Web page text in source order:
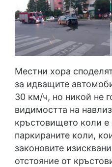
Местни хора
за идващите
30 км/ч, но никой не
видимостта на
кръстовището коли е
паркираните коли,
законовите
отстояние от